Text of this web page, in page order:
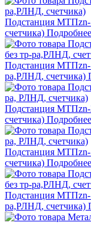
Подстанция МТПzn-
счетчика) Подробнее
Подстанция МТПzn-
ра,РЛНД, счетчика)
Подстанция МТПzn-
счетчика) Подробнее
Подстанция МТПzn-
счетчика) Подробнее
Подстанция МТПzn-
ра,РЛНД, счетчика)